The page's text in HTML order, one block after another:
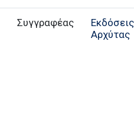
Εκδόσεις
Αρχύτας